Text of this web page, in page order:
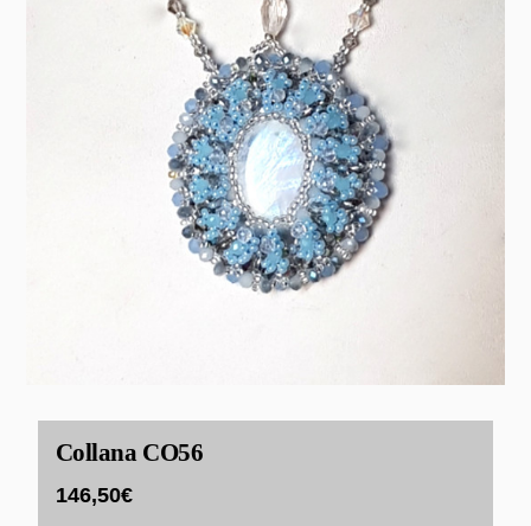
Collana CO56
146,50€